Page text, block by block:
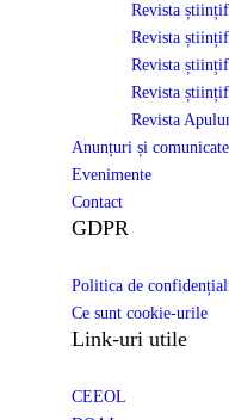
Revista
Revista
Revista
Revista
Revista
Anunțuri și comunicate
Evenimente
Contact
GDPR
Politica de
Ce sunt cookie-urile
Link-uri utile
CEEOL